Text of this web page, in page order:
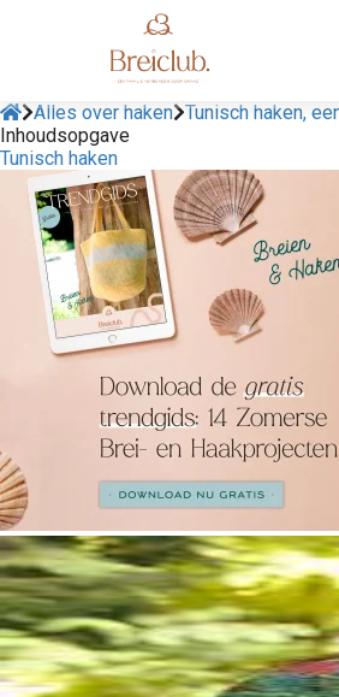
Alles over haken Tunisch haken,
Inhoudsopgave
Tunisch haken